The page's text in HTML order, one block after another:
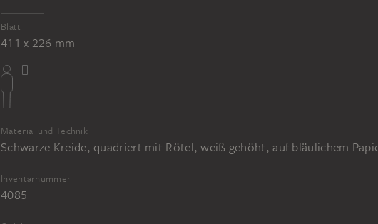
Blatt
411 x 226 mm
Material und Technik
Schwarze Kreide, quadriert mit Rötel, weiß gehöht, auf bläulichem
Inventarnummer
4085